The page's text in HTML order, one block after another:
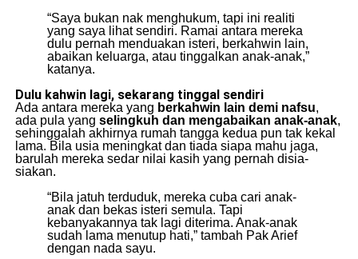
“Saya bukan nak menghukum, tapi ini realiti
yang saya lihat sendiri. Ramai antara mereka
dulu pernah menduakan isteri, berkahwin lain,
abaikan keluarga, atau tinggalkan anak-anak,”
katanya.
Dulu kahwin lagi, sekarang tinggal sendiri
Ada antara mereka yang berkahwin lain demi nafsu,
ada pula yang selingkuh dan mengabaikan anak-anak,
sehinggalah akhirnya rumah tangga kedua pun tak kekal
lama. Bila usia meningkat dan tiada siapa mahu jaga,
barulah mereka sedar nilai kasih yang pernah disia-
siakan.
“Bila jatuh terduduk, mereka cuba cari anak-
anak dan bekas isteri semula. Tapi
kebanyakannya tak lagi diterima. Anak-anak
sudah lama menutup hati,” tambah Pak Arief
dengan nada sayu.